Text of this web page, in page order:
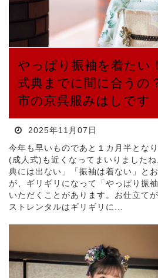
やっぱり振袖を着たい
式典までに間に合うの
市の京呉服みはしです
2025年11月07日
今年も早いものであと１カ月半とな
(成人式)も近くなってまいりました
典には出ない」「振袖は着ない」と
が、ギリギリになって「やっぱり振
いただくことがあります。お仕立て
ストレンタルはギリギリに...